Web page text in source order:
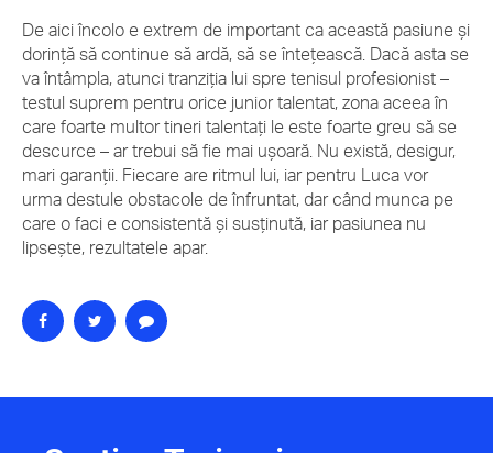
De aici încolo e extrem de important ca această pasiune și
dorință să continue să ardă, să se întețească. Dacă asta se
va întâmpla, atunci tranziția lui spre tenisul profesionist –
testul suprem pentru orice junior talentat, zona aceea în
care foarte multor tineri talentați le este foarte greu să se
descurce – ar trebui să fie mai ușoară. Nu există, desigur,
mari garanții. Fiecare are ritmul lui, iar pentru Luca vor
urma destule obstacole de înfruntat, dar când munca pe
care o faci e consistentă și susținută, iar pasiunea nu
lipsește, rezultatele apar.